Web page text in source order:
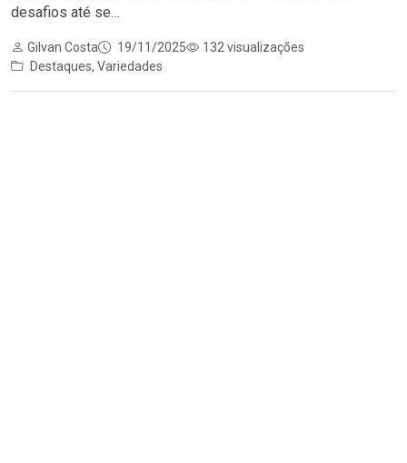
desafios até se…
Gilvan Costa 19/11/2025
132 visualizações
Destaques, Variedades